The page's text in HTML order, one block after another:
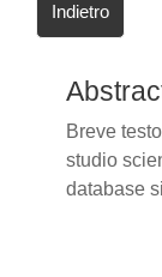
Indietro
Breve
studio
database